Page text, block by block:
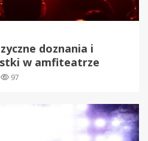
doznania i
w amfiteatrze
97